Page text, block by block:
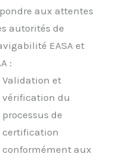
aux attentes
autorités de
EASA et
:
Validation et
vérification du
processus de
certification
conformément aux